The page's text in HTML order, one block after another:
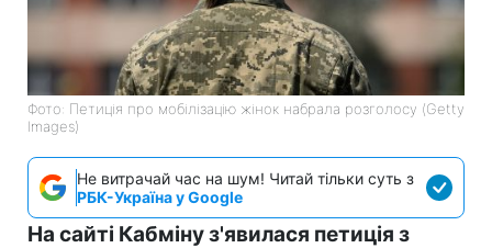
Фото: Петиція про мобілізацію жінок набрала розголосу (Getty
Images)
Не витрачай час на шум! Читай тільки суть з
РБК-Україна у Google
На сайті Кабміну з'явилася петиція з